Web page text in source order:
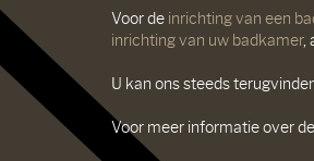
Voor de inrichting van een
inrichting van uw badkamer,
U kan ons steeds
Voor meer informatie over